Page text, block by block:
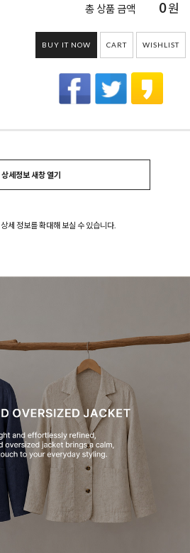
총 상품 금액 0원
BUY IT NOW CART WISHLIST
상세정보 새창 열기
상세 정보를 확대해 보실 수 있습니다.